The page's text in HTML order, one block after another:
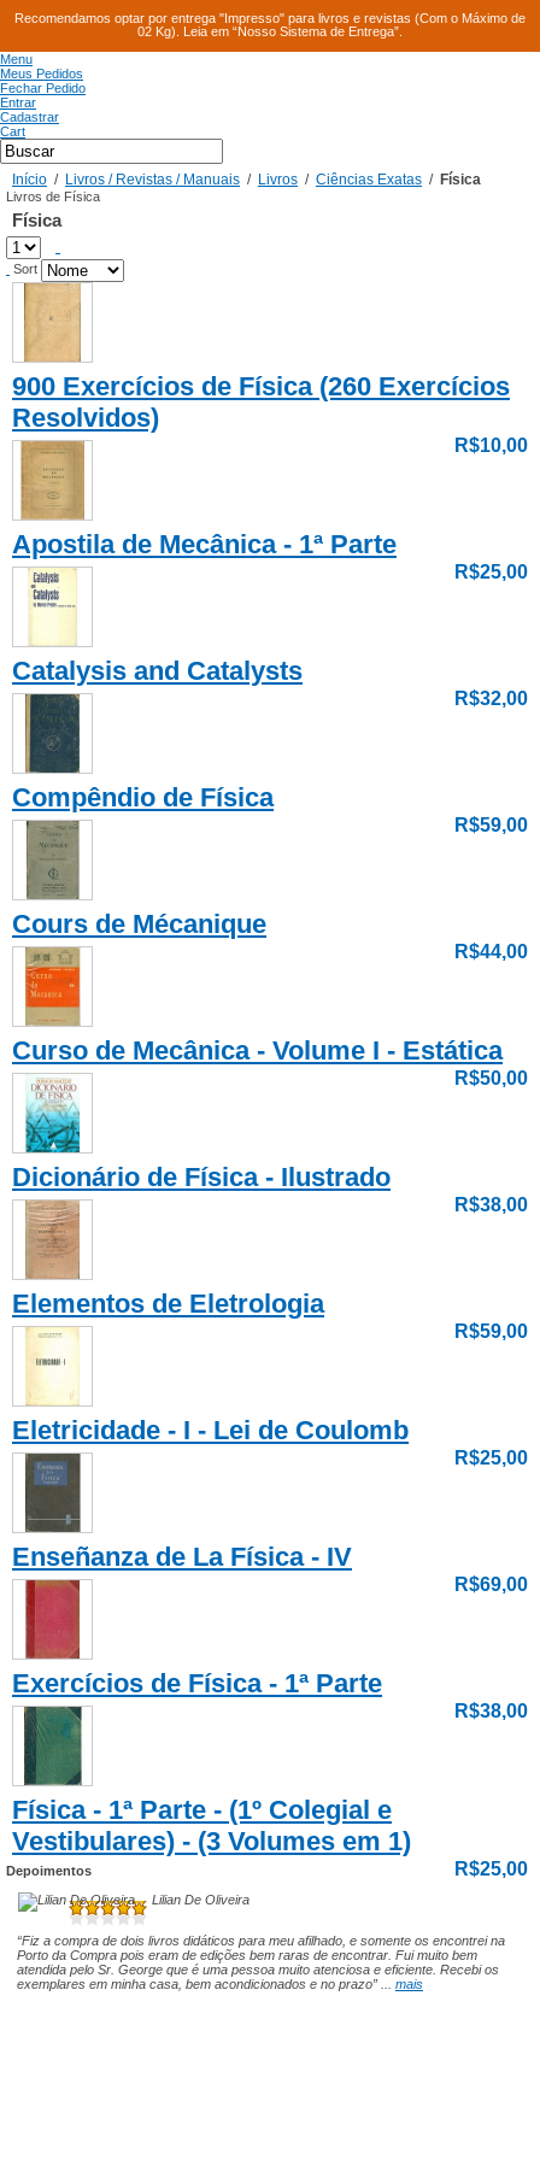
Recomendamos optar por entrega "Impresso" para livros e revistas (Com o Máximo de
02 Kg). Leia em “Nosso Sistema de Entrega”.
Menu
Meus Pedidos
Fechar Pedido
Entrar
Cadastrar
Cart
Início / Livros / Revistas / Manuais / Livros / Ciências Exatas / Física
Livros de Física
Física
Sort
900 Exercícios de Física (260 Exercícios
Resolvidos)
R$10,00
Apostila de Mecânica - 1ª Parte
R$25,00
Catalysis and Catalysts
R$32,00
Compêndio de Física
R$59,00
Cours de Mécanique
R$44,00
Curso de Mecânica - Volume I - Estática
R$50,00
Dicionário de Física - Ilustrado
R$38,00
Elementos de Eletrologia
R$59,00
Eletricidade - I - Lei de Coulomb
R$25,00
Enseñanza de La Física - IV
R$69,00
Exercícios de Física - 1ª Parte
R$38,00
Física - 1ª Parte - (1º Colegial e
Vestibulares) - (3 Volumes em 1)
R$25,00
Depoimentos
Lilian De Oliveira
“Fiz a compra de dois livros didáticos para meu afilhado, e somente os encontrei na
Porto da Compra pois eram de edições bem raras de encontrar. Fui muito bem
atendida pelo Sr. George que é uma pessoa muito atenciosa e eficiente. Recebi os
exemplares em minha casa, bem acondicionados e no prazo” ... mais